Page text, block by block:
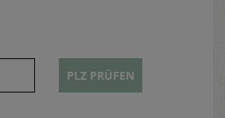
PLZ PRÜFEN